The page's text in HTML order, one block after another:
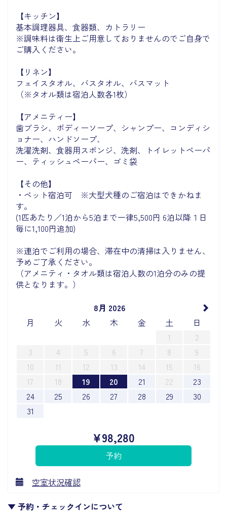
【キッチン】
基本調理器具、食器類、カトラリー
※調味料は衛生上ご用意しておりませんのでご自身で
ご購入ください。
【リネン】
フェイスタオル、バスタオル、バスマット
（※タオル類は宿泊人数各1枚）
【アメニティー】
歯ブラシ、ボディーソープ、シャンプー、コンディシ
ョナー、ハンドソープ、
洗濯洗剤、食器用スポンジ、洗剤、トイレットペーパ
ー、ティッシュペーパー、ゴミ袋
【その他】
・ペット宿泊可 ※大型犬種のご宿泊はできかねま
す。
(1匹あたり／1泊から5泊まで一律5,500円 6泊以降１日
毎に1,100円追加)
※連泊でご利用の場合、滞在中の清掃は入りません、
予めご了承ください。
（アメニティ・タオル類は宿泊人数の1泊分のみの提
供となります。）
8月 2026
月
火 水 木 金 土
日
1
2
3
4 5 6 7 8
9
10
11 12 13 14 15
16
17
18 19 20 21 22
23
24
25 26 27 28 29
30
31
¥98,280
空室状況確認
▼ 予約・チェックインについて